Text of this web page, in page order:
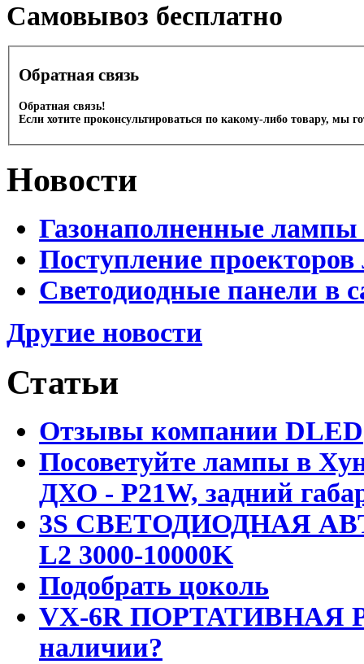
Cамовывоз бесплатно
Обратная связь
Обратная связь!
Если хотите проконсультироваться по какому-либо товару, мы
Новости
Газонаполненные
Поступление
Светодиодные панели в
Другие новости
Статьи
Отзывы компании DLED
Посоветуйте лампы в
ДХО - P21W, задний
3S СВЕТОДИОДНАЯ
L2 3000-10000K
Подобрать цоколь
VX-6R ПОРТАТИВНАЯ
наличии?